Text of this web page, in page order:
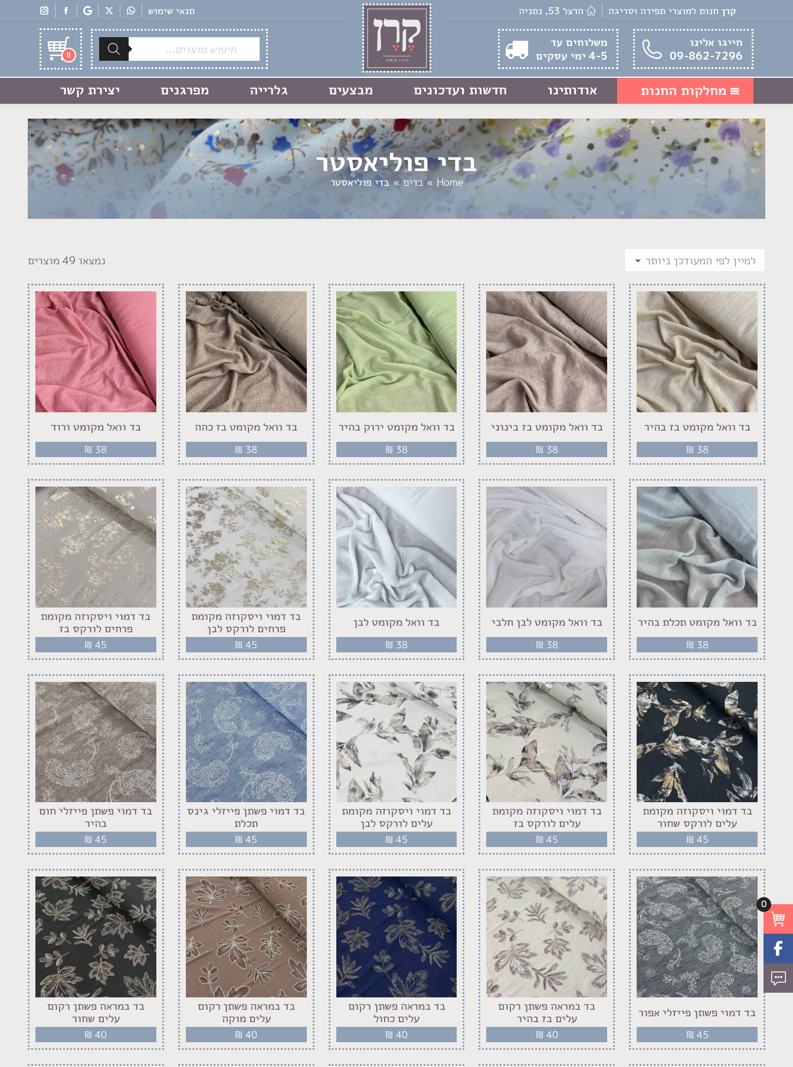
קרן חנות למוצרי תפירה וסריגה הרצל 53, נתניה תנאי שימוש
חייגו אלינו
09-862-7296
משלוחים עד
4-5 ימי עסקים
Products
search
0
מחלקות החנות אודותינו חדשות ועדכונים מבצעים גלרייה מפרגנים יצירת קשר
בדי פוליאסטר
You are here:
Home בדים בדי פוליאסטר
נמצאו 49 מוצרים
בד וואל מקומט בז בהיר
₪ 38
בד וואל מקומט בז בינוני
₪ 38
בד וואל מקומט ירוק בהיר
₪ 38
בד וואל מקומט בז כהה
₪ 38
בד וואל מקומט ורוד
₪ 38
בד וואל מקומט תכלת בהיר
₪ 38
בד וואל מקומט לבן חלבי
₪ 38
בד וואל מקומט לבן
₪ 38
‏בד דמוי ויסקוזה מקומת
פרחים לורקס לבן
₪ 45
‏בד דמוי ויסקוזה מקומת
פרחים לורקס בז
₪ 45
‏בד דמוי ויסקוזה מקומת
עלים לורקס שחור
₪ 45
‏בד דמוי ויסקוזה מקומת
עלים לורקס בז
₪ 45
‏בד דמוי ויסקוזה מקומת
עלים לורקס לבן
₪ 45
בד דמוי פשתן פייזלי גינס
תכלת
₪ 45
בד דמוי פשתן פייזלי חום
בהיר
₪ 45
בד דמוי פשתן פייזלי אפור
₪ 45
בד במראה פשתן רקום
עלים בז בהיר
₪ 40
בד במראה פשתן רקום
עלים כחול
₪ 40
בד במראה פשתן רקום
עלים מוקה
₪ 40
בד במראה פשתן רקום
עלים שחור
₪ 40
0